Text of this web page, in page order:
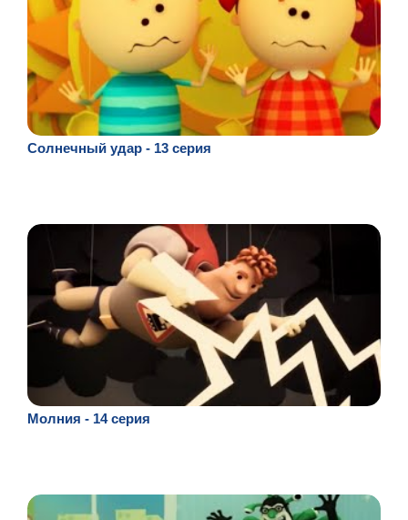
Солнечный удар - 13 серия
Молния - 14 серия